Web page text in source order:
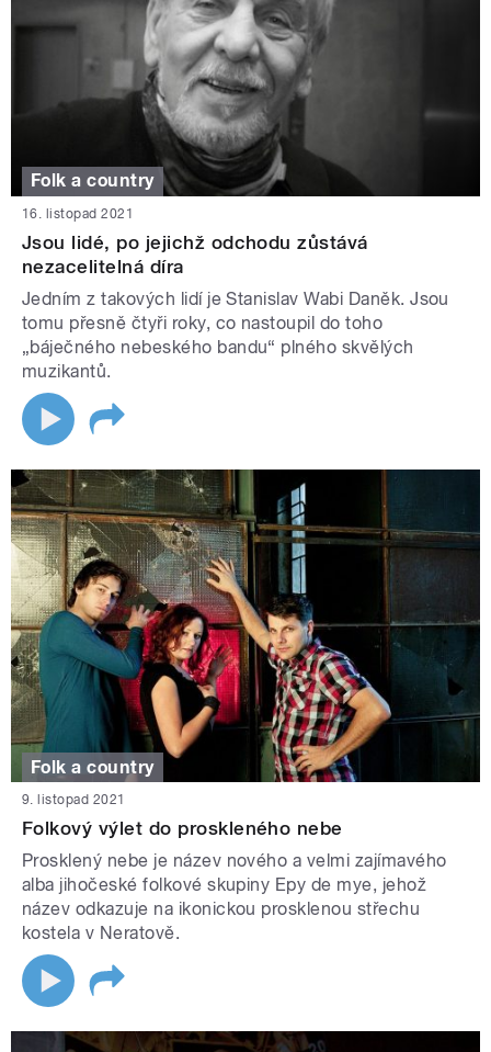
Folk a country
16. listopad 2021
Jsou lidé, po jejichž odchodu zůstává
nezacelitelná díra
Jedním z takových lidí je Stanislav Wabi Daněk. Jsou
tomu přesně čtyři roky, co nastoupil do toho
„báječného nebeského bandu“ plného skvělých
muzikantů.
Folk a country
9. listopad 2021
Folkový výlet do proskleného nebe
Prosklený nebe je název nového a velmi zajímavého
alba jihočeské folkové skupiny Epy de mye, jehož
název odkazuje na ikonickou prosklenou střechu
kostela v Neratově.